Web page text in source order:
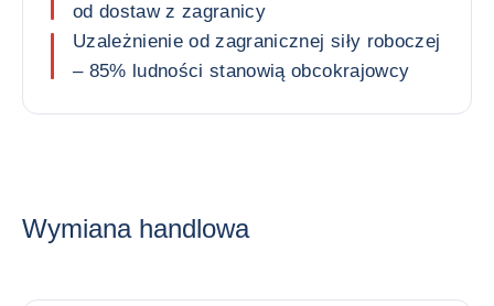
od dostaw z zagranicy
Uzależnienie od zagranicznej siły roboczej
– 85% ludności stanowią obcokrajowcy
Wymiana handlowa